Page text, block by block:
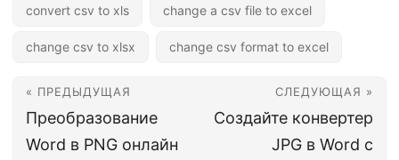
convert csv to xls change a csv file to excel
change csv to xlsx change csv format to excel
« ПРЕДЫДУЩАЯ
Преобразование
Word в PNG онлайн
СЛЕДУЮЩАЯ »
Создайте конвертер
JPG в Word с